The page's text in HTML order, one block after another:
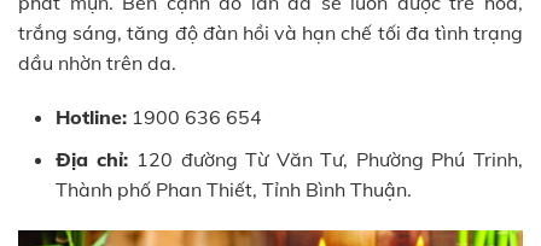
trắng sáng, tăng độ đàn hồi và hạn chế tối đa tình trạng
dầu nhờn trên da.
Hotline:1900 636 654
Địa chỉ: 120 đường Từ Văn Tư, Phường Phú Trinh,
Thành phố Phan Thiết, Tỉnh Bình Thuận.